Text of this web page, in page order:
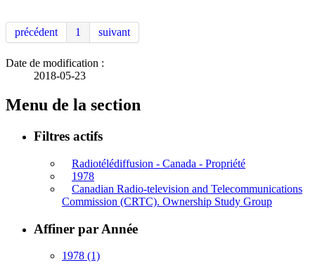
précédent 1 suivant
Date de modification :
2018-05-23
Menu de la section
Filtres actifs
Radiotélédiffusion - Canada - Propriété
1978
Canadian Radio-television and Telecommunications
Commission (CRTC). Ownership Study Group
Affiner par Année
1978 (1)